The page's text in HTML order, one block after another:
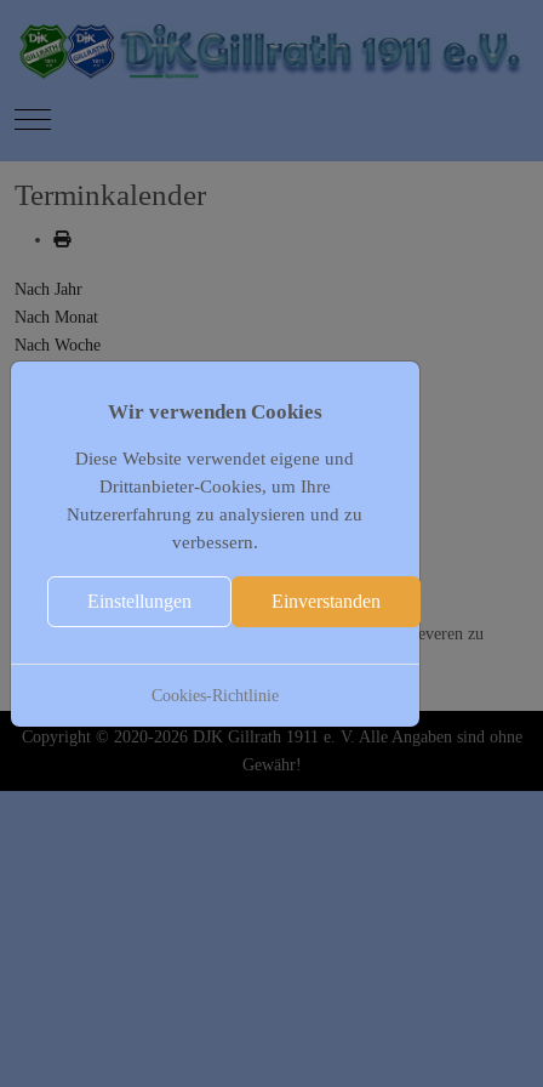
Mobile Menu Toggle
Terminkalender
Nach Jahr
Nach Monat
Nach Woche
Gehe zu Monat
Gehe zu Monat
Frauengymnastik
Donnerstag, 20. Juni 2024, 19:30 - 21:00
Vorherige Wiederholung
Nächste Wiederholung
: 995240
Donnerstag treffen sich unsere Damen im Jugendheim in Teveren zu
Gymnastik
Copyright © 2020-2026 DJK Gillrath 1911 e. V. Alle Angaben sind ohne
Gewähr!
Wir verwenden Cookies
Diese Website verwendet eigene und
Drittanbieter-Cookies, um Ihre
Nutzererfahrung zu analysieren und zu
verbessern.
Einstellungen Einverstanden
Cookies-Richtlinie